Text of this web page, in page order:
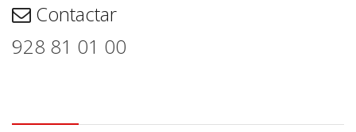
Contactar
928 81 01 00